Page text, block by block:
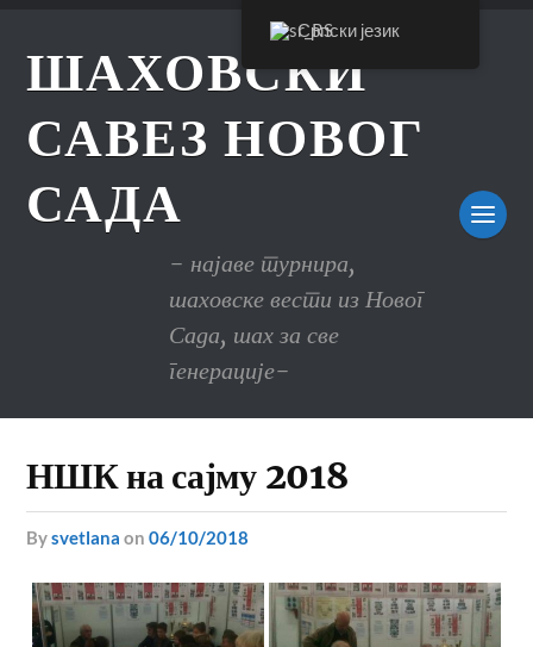
ШАХОВСКИ
САВЕЗ НОВОГ
САДА
- најаве турнира,
шаховске вести из Новог
Сада, шах за све
генерације-
НШК на сајму 2018
bysvetlana on06/10/2018
Српски језик